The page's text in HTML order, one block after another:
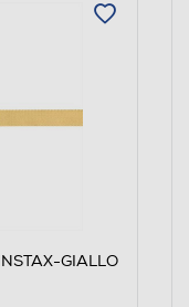
GIALLO